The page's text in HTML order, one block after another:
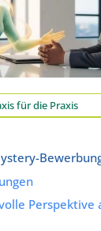
für die Praxis
Perspektive